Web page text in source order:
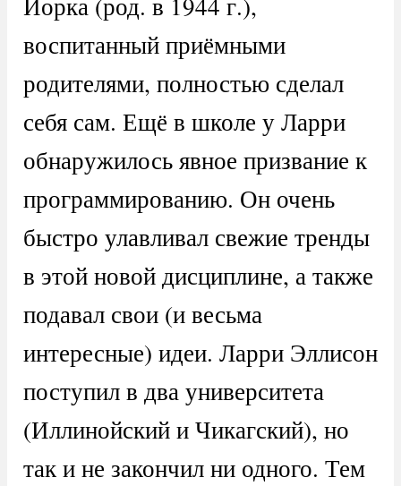
воспитанный приёмными
родителями, полностью сделал
себя сам. Ещё в школе у Ларри
обнаружилось явное призвание к
программированию. Он очень
быстро улавливал свежие тренды
в этой новой дисциплине, а также
подавал свои (и весьма
интересные) идеи. Ларри Эллисон
поступил в два университета
(Иллинойский и Чикагский), но
так и не закончил ни одного. Тем